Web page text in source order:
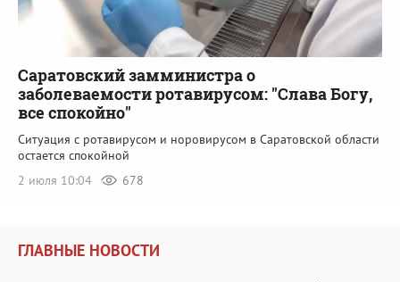
Саратовский замминистра о
заболеваемости ротавирусом: "Слава Богу,
все спокойно"
Ситуация с ротавирусом и норовирусом в Саратовской области
остается спокойной
2 июля 10:04
678
ГЛАВНЫЕ НОВОСТИ